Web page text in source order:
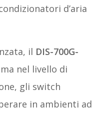
d’aria
il DIS-700G-
nel livello di
gli switch
in ambienti ad